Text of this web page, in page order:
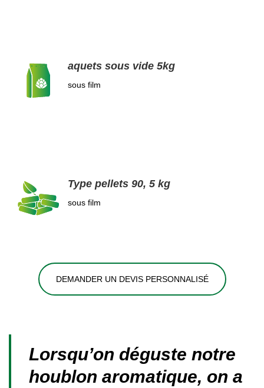
aquets sous vide 5kg
sous film
Type pellets 90, 5 kg
sous film
DEMANDER UN DEVIS PERSONNALISÉ
Lorsqu’on déguste notre
houblon aromatique, on a